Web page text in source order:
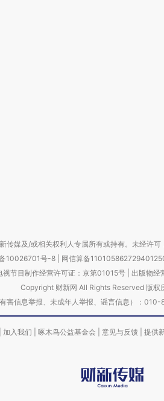
传媒及/或相关权利人专属所有或持有。未经许可
10026701号-8 网信算备
视节目制作经营许可证：京第01015号| 出版物经
Copyright 财新网 All Rights Reserved 版权
害信息举报、未成年人举报、谣言信息）：
加入我们 啄木鸟公益基金会 意见与反馈 提供